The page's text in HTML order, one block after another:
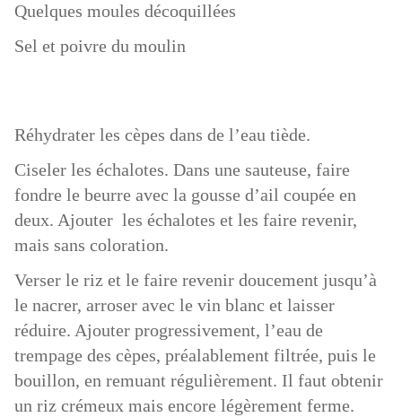
Quelques moules décoquillées
Sel et poivre du moulin
Réhydrater les cèpes dans de l’eau tiède.
Ciseler les échalotes. Dans une sauteuse, faire
fondre le beurre avec la gousse d’ail coupée en
deux. Ajouter les échalotes et les faire revenir,
mais sans coloration.
Verser le riz et le faire revenir doucement jusqu’à
le nacrer, arroser avec le vin blanc et laisser
réduire. Ajouter progressivement, l’eau de
trempage des cèpes, préalablement filtrée, puis le
bouillon, en remuant régulièrement. Il faut obtenir
un riz crémeux mais encore légèrement ferme.